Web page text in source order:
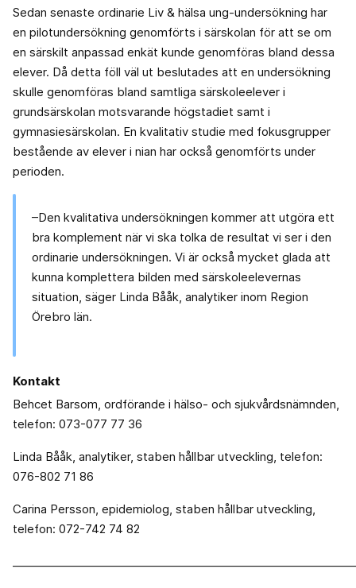
Sedan senaste ordinarie Liv & hälsa ung-undersökning har
en pilotundersökning genomförts i särskolan för att se om
en särskilt anpassad enkät kunde genomföras bland dessa
elever. Då detta föll väl ut beslutades att en undersökning
skulle genomföras bland samtliga särskoleelever i
grundsärskolan motsvarande högstadiet samt i
gymnasiesärskolan. En kvalitativ studie med fokusgrupper
bestående av elever i nian har också genomförts under
perioden.
–Den kvalitativa undersökningen kommer att utgöra ett
bra komplement när vi ska tolka de resultat vi ser i den
ordinarie undersökningen. Vi är också mycket glada att
kunna komplettera bilden med särskoleelevernas
situation, säger Linda Bååk, analytiker inom Region
Örebro län.
Kontakt
Behcet Barsom, ordförande i hälso- och sjukvårdsnämnden,
telefon: 073-077 77 36
Linda Bååk, analytiker, staben hållbar utveckling, telefon:
076-802 71 86
Carina Persson, epidemiolog, staben hållbar utveckling,
telefon: 072-742 74 82